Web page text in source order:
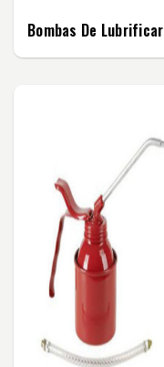
Bombas De Lubrificar